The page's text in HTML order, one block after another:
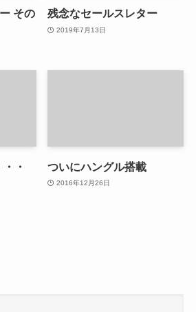
その
残念なセールスレター
2019年7月13日
・ ついにハングル搭載
2016年12月26日